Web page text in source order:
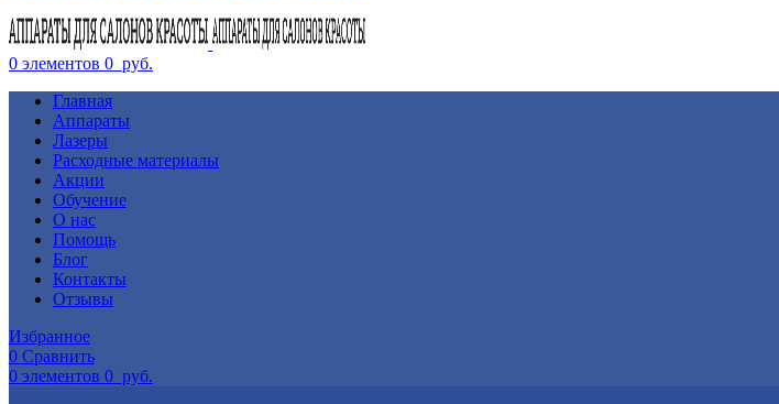
0 элементов 0 руб.
Главная
Аппараты
Лазеры
Расходные материалы
Акции
Обучение
О нас
Помощь
Блог
Контакты
Отзывы
Избранное
0 Сравнить
0 элементов 0 руб.